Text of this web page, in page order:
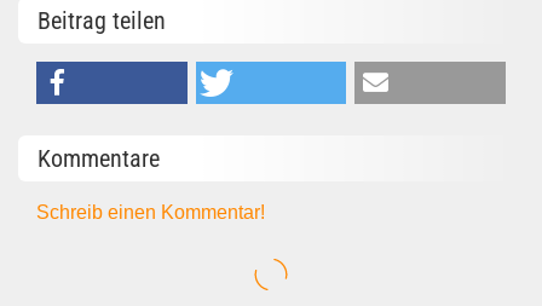
Beitrag teilen
Kommentare
Schreib einen Kommentar!